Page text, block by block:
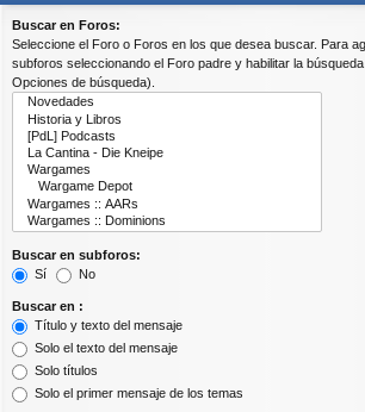
Buscar en Foros:
Seleccione el Foro o Foros en los que desea buscar. Para
subforos seleccionando el Foro padre y habilitar la
Opciones de búsqueda).
Buscar en subforos:
Sí
No
Buscar en :
Título y texto del mensaje
Solo el texto del mensaje
Solo títulos
Solo el primer mensaje de los temas